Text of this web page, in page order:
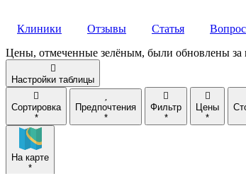
Клиники Отзывы Статья
Цены, отмеченные зелёным, были обновлены за

Настройки таблицы

Сортировка
*
Предпочтения
*

Фильтр
*

Цены
*
На карте
*